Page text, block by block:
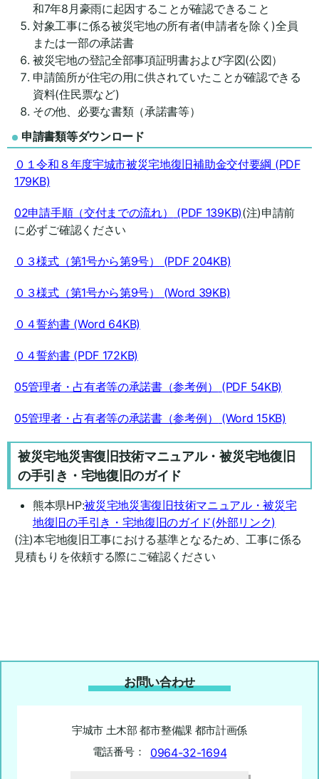
和7年8月豪雨に起因することが確認できること
対象工事に係る被災宅地の所有者(申請者を除く)全員
または一部の承諾書
被災宅地の登記全部事項証明書および字図(公図）
申請箇所が住宅の用に供されていたことが確認できる
資料(住民票など)
その他、必要な書類（承諾書等）
申請書類等ダウンロード
０１令和８年度宇城市被災宅地復旧補助金交付要綱 (PDF
179KB)
02申請手順（交付までの流れ） (PDF 139KB)(注)申請前
に必ずご確認ください
０３様式（第1号から第9号） (PDF 204KB)
０３様式（第1号から第9号） (Word 39KB)
０４誓約書(Word 64KB)
０４誓約書(PDF 172KB)
05管理者・占有者等の承諾書（参考例） (PDF 54KB)
05管理者・占有者等の承諾書（参考例） (Word 15KB)
被災宅地災害復旧技術マニュアル・被災宅地復旧
の手引き・宅地復旧のガイド
熊本県HP:被災宅地災害復旧技術マニュアル・被災宅
地復旧の手引き・宅地復旧のガイド(外部リンク)
(注)本宅地復旧工事における基準となるため、工事に係る
見積もりを依頼する際にご確認ください
お問い合わせ
宇城市 土木部 都市整備課 都市計画係
電話番号：
0964-32-1694